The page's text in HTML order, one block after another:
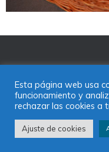
ALBA DEL CID
MATERNAR EN EL
PSICOTERAPIA
Esta página web usa
funcionamiento y
rechazar las cookies a
Ajuste de cookies